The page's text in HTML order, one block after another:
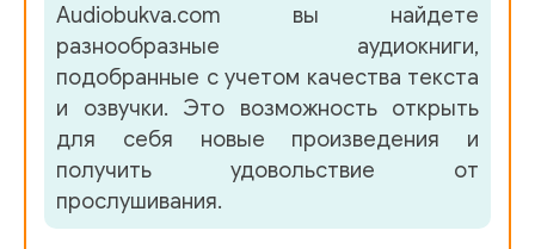
Audiobukva.com вы найдете
разнообразные аудиокниги,
подобранные с учетом качества текста
и озвучки. Это возможность открыть
для себя новые произведения и
получить удовольствие от
прослушивания.